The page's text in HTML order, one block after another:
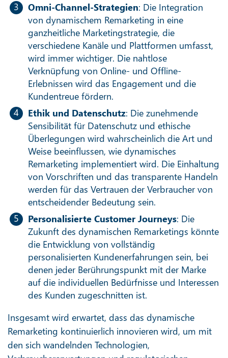
Omni-Channel-Strategien: Die Integration
von dynamischem Remarketing in eine
ganzheitliche Marketingstrategie, die
verschiedene Kanäle und Plattformen umfasst,
wird immer wichtiger. Die nahtlose
Verknüpfung von Online- und Offline-
Erlebnissen wird das Engagement und die
Kundentreue fördern.
Ethik und Datenschutz: Die zunehmende
Sensibilität für Datenschutz und ethische
Überlegungen wird wahrscheinlich die Art und
Weise beeinflussen, wie dynamisches
Remarketing implementiert wird. Die Einhaltung
von Vorschriften und das transparente Handeln
werden für das Vertrauen der Verbraucher von
entscheidender Bedeutung sein.
Personalisierte Customer Journeys: Die
Zukunft des dynamischen Remarketings könnte
die Entwicklung von vollständig
personalisierten Kundenerfahrungen sein, bei
denen jeder Berührungspunkt mit der Marke
auf die individuellen Bedürfnisse und Interessen
des Kunden zugeschnitten ist.
Insgesamt wird erwartet, dass das dynamische
Remarketing kontinuierlich innovieren wird, um mit
den sich wandelnden Technologien,